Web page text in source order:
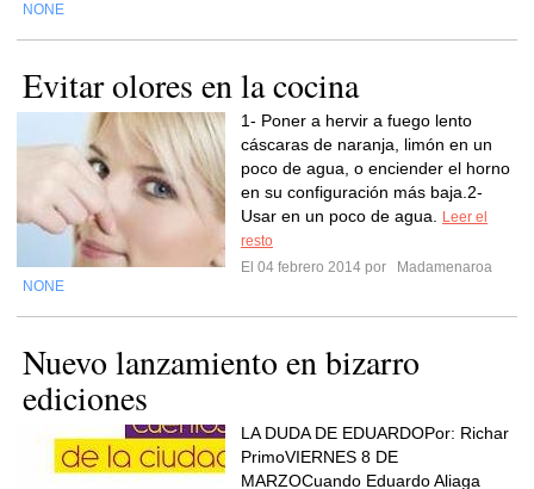
NONE
Evitar olores en la cocina
1- Poner a hervir a fuego lento
cáscaras de naranja, limón en un
poco de agua, o enciender el horno
en su configuración más baja.2-
Usar en un poco de agua.
Leer el
resto
El 04 febrero 2014 por
Madamenaroa
NONE
Nuevo lanzamiento en bizarro
ediciones
LA DUDA DE EDUARDOPor: Richar
PrimoVIERNES 8 DE
MARZOCuando Eduardo Aliaga